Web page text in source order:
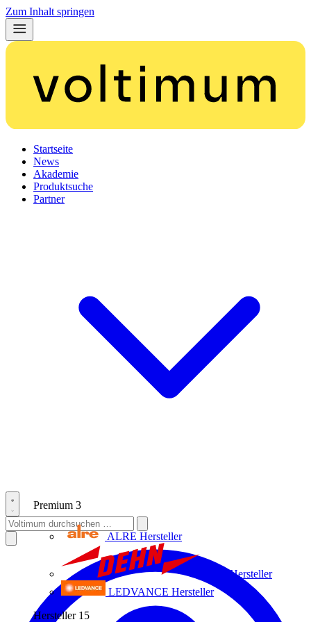
Zum Inhalt springen
Startseite
News
Akademie
Produktsuche
Partner
Premium 3
ALRE Hersteller
Hersteller
LEDVANCE Hersteller
Hersteller 15